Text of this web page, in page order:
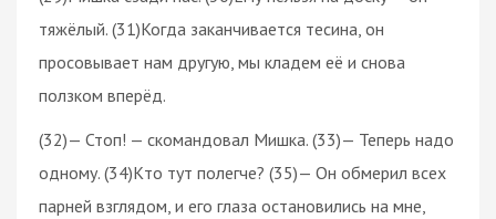
тяжёлый. (31)Когда заканчивается тесина, он
просовывает нам другую, мы кладем её и снова
ползком вперёд.
(32)— Стоп! — скомандовал Мишка. (33)— Теперь надо
одному. (34)Кто тут полегче? (35)— Он обмерил всех
парней взглядом, и его глаза остановились на мне,